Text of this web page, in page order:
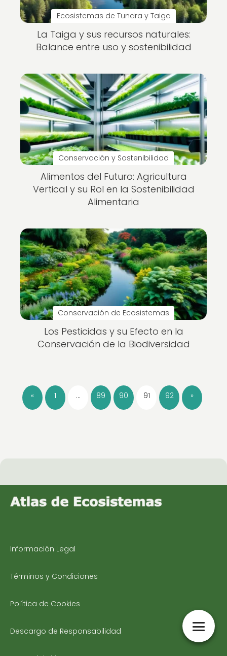
Ecosistemas de Tundra y Taiga
La Taiga y sus recursos naturales:
Balance entre uso y sostenibilidad
Conservación y Sostenibilidad
Alimentos del Futuro: Agricultura
Vertical y su Rol en la Sostenibilidad
Alimentaria
Conservación de Ecosistemas
Los Pesticidas y su Efecto en la
Conservación de la Biodiversidad
« 1 … 89 90 91 92 »
Información Legal
Términos y Condiciones
Política de Cookies
Descargo de Responsabilidad